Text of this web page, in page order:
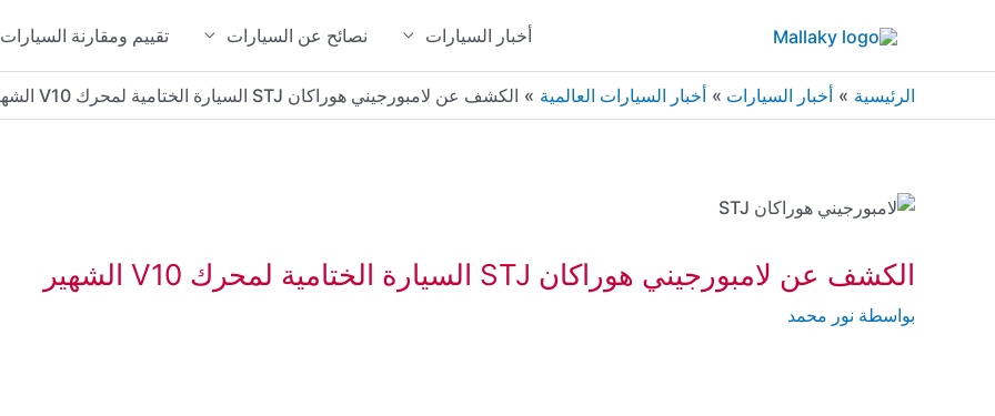
المحتوى
أخبار السيارات نصائح عن السيارات تقييم ومقارنة السيارات
الرئيسية أخبار السيارات أخبار السيارات العالمية الكشف عن لامبورجيني هوراكان STJ السيارة الختامية لمحرك V10 الشهير
الكشف عن لامبورجيني هوراكان STJ السيارة الختامية لمحرك V10 الشهير
بواسطة نور محمد